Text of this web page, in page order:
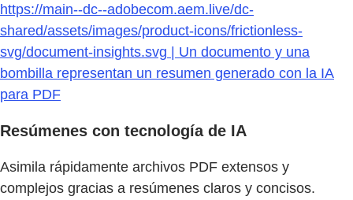
https://main--dc--adobecom.aem.live/dc-
shared/assets/images/product-icons/frictionless-
svg/document-insights.svg | Un documento y una
bombilla representan un resumen generado con la IA
para PDF
Resúmenes con tecnología de IA
Asimila rápidamente archivos PDF extensos y
complejos gracias a resúmenes claros y concisos.